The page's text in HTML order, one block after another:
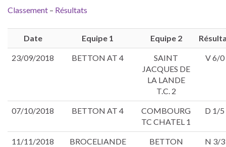
Classement – Résultats
Date Equipe 1 Equipe 2
23/09/2018 BETTON AT 4
SAINT
JACQUES DE
LA LANDE
T.C. 2
V 6/0
07/10/2018 BETTON AT 4
COMBOURG
TC CHATEL 1
D 1/5
11/11/2018
BROCELIANDE
BETTON
N 3/3